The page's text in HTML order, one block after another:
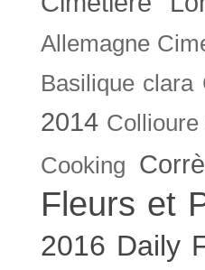
Allemagne
Basilique clara
2014 Collioure
Cooking
Fleurs et
2016 Daily